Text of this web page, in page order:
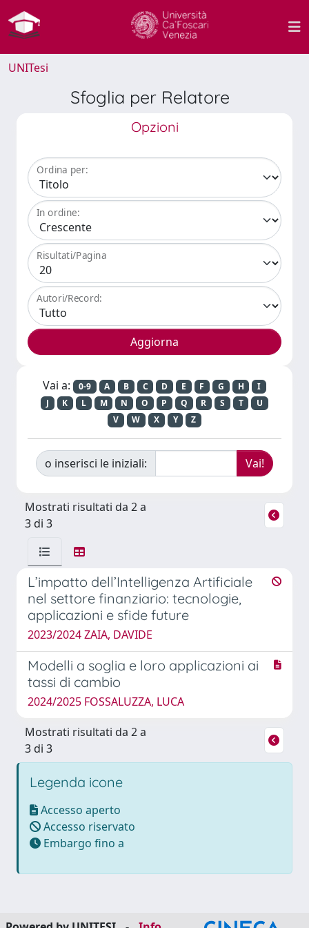
UNITesi
Sfoglia per Relatore
Opzioni
Ordina per:
In ordine:
Risultati/Pagina
Autori/Record:
Vai a: 0-9 A B C D E F G H
I
J
K L M N O P Q R S T
U
V
W X Y Z
o inserisci le iniziali:
Mostrati risultati da 2 a
3 di 3
L’impatto dell’Intelligenza Artificiale
nel settore finanziario: tecnologie,
applicazioni e sfide future
2023/2024 ZAIA, DAVIDE
Modelli a soglia e loro applicazioni ai
tassi di cambio
2024/2025 FOSSALUZZA, LUCA
Mostrati risultati da 2 a
3 di 3
Legenda icone
Accesso aperto
Accesso riservato
Embargo fino a